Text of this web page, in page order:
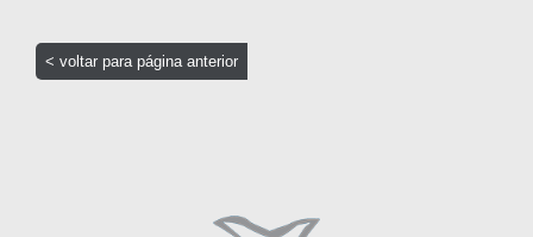
16/04/2026
Ensino Aplicado em Oceanografia: Aves
< voltar para página anterior